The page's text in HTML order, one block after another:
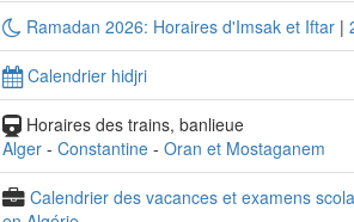
Ramadan 2026: Horaires d'Imsak et Iftar |
Calendrier hidjri
Horaires des trains, banlieue
Alger - Constantine - Oran et Mostaganem
Calendrier des vacances et examens